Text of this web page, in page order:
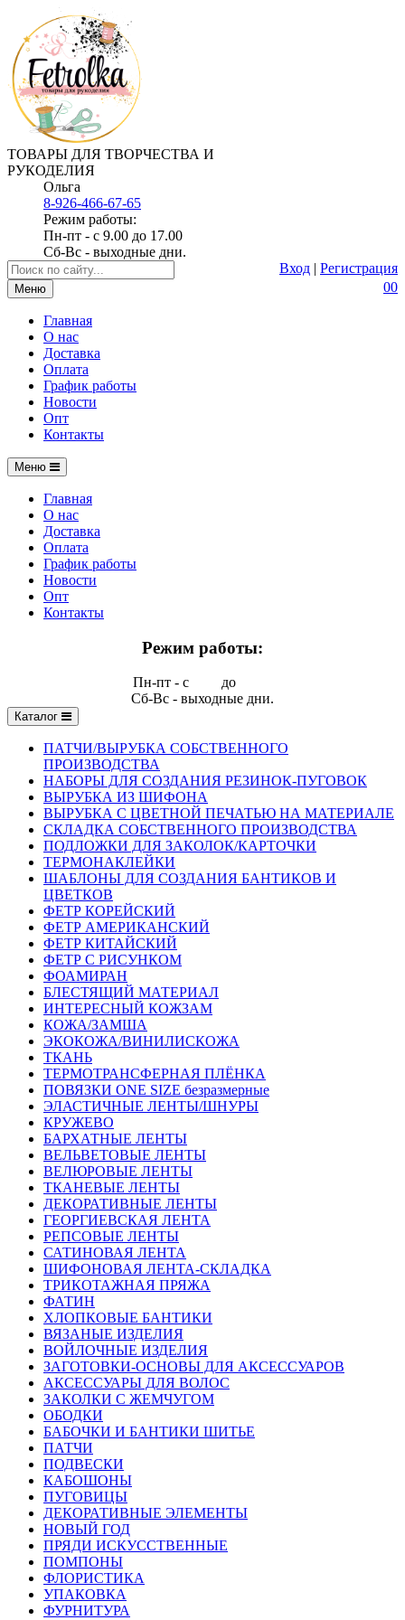
ТОВАРЫ ДЛЯ ТВОРЧЕСТВА И
РУКОДЕЛИЯ
Ольга
8-926-466-67-65
Режим работы:
Пн-пт - с 9.00 до 17.00
Сб-Вс - выходные дни.
Вход | Регистрация
0
0
Меню
Главная
О нас
Доставка
Оплата
График работы
Новости
Опт
Контакты
Меню
Главная
О нас
Доставка
Оплата
График работы
Новости
Опт
Контакты
Режим работы:
Пн-пт - с до
Сб-Вс - выходные дни.
Каталог
ПАТЧИ/ВЫРУБКА СОБСТВЕННОГО
ПРОИЗВОДСТВА
НАБОРЫ ДЛЯ СОЗДАНИЯ РЕЗИНОК-ПУГОВОК
ВЫРУБКА ИЗ ШИФОНА
ВЫРУБКА С ЦВЕТНОЙ ПЕЧАТЬЮ НА МАТЕРИАЛЕ
СКЛАДКА СОБСТВЕННОГО ПРОИЗВОДСТВА
ПОДЛОЖКИ ДЛЯ ЗАКОЛОК/КАРТОЧКИ
ТЕРМОНАКЛЕЙКИ
ШАБЛОНЫ ДЛЯ СОЗДАНИЯ БАНТИКОВ И
ЦВЕТКОВ
ФЕТР КОРЕЙСКИЙ
ФЕТР АМЕРИКАНСКИЙ
ФЕТР КИТАЙСКИЙ
ФЕТР С РИСУНКОМ
ФОАМИРАН
БЛЕСТЯЩИЙ МАТЕРИАЛ
ИНТЕРЕСНЫЙ КОЖЗАМ
КОЖА/ЗАМША
ЭКОКОЖА/ВИНИЛИСКОЖА
ТКАНЬ
ТЕРМОТРАНСФЕРНАЯ ПЛЁНКА
ПОВЯЗКИ ONE SIZE безразмерные
ЭЛАСТИЧНЫЕ ЛЕНТЫ/ШНУРЫ
КРУЖЕВО
БАРХАТНЫЕ ЛЕНТЫ
ВЕЛЬВЕТОВЫЕ ЛЕНТЫ
ВЕЛЮРОВЫЕ ЛЕНТЫ
ТКАНЕВЫЕ ЛЕНТЫ
ДЕКОРАТИВНЫЕ ЛЕНТЫ
ГЕОРГИЕВСКАЯ ЛЕНТА
РЕПСОВЫЕ ЛЕНТЫ
САТИНОВАЯ ЛЕНТА
ШИФОНОВАЯ ЛЕНТА-СКЛАДКА
ТРИКОТАЖНАЯ ПРЯЖА
ФАТИН
ХЛОПКОВЫЕ БАНТИКИ
ВЯЗАНЫЕ ИЗДЕЛИЯ
ВОЙЛОЧНЫЕ ИЗДЕЛИЯ
ЗАГОТОВКИ-ОСНОВЫ ДЛЯ АКСЕССУАРОВ
АКСЕССУАРЫ ДЛЯ ВОЛОС
ЗАКОЛКИ С ЖЕМЧУГОМ
ОБОДКИ
БАБОЧКИ И БАНТИКИ ШИТЬЕ
ПАТЧИ
ПОДВЕСКИ
КАБОШОНЫ
ПУГОВИЦЫ
ДЕКОРАТИВНЫЕ ЭЛЕМЕНТЫ
НОВЫЙ ГОД
ПРЯДИ ИСКУССТВЕННЫЕ
ПОМПОНЫ
ФЛОРИСТИКА
УПАКОВКА
ФУРНИТУРА